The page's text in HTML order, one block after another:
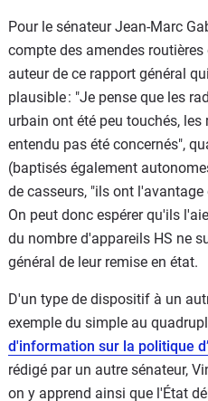
Pour le sénateur Jean-Marc
compte des amendes
auteur de ce rapport général
plausible : "Je pense que les
urbain ont été peu touchés,
entendu pas été concernés",
(baptisés également
de casseurs, "ils ont
On peut donc espérer qu'ils
du nombre d'appareils HS ne
général de leur remise en état.
D'un type de dispositif à un
exemple du simple au
d'information sur la politique
rédigé par un autre sénateur,
on y apprend ainsi que l'État